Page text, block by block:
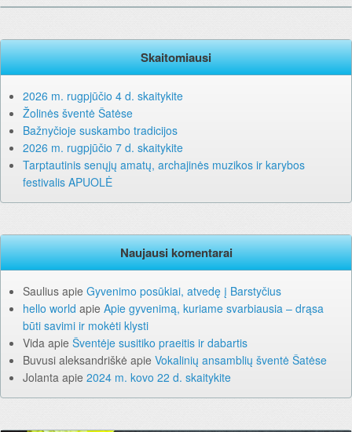
Skaitomiausi
2026 m. rugpjūčio 4 d. skaitykite
Žolinės šventė Šatėse
Bažnyčioje suskambo tradicijos
2026 m. rugpjūčio 7 d. skaitykite
Tarptautinis senųjų amatų, archajinės muzikos ir karybos
festivalis APUOLĖ
Naujausi komentarai
Saulius apie Gyvenimo posūkiai, atvedę į Barstyčius
hello world apie Apie gyvenimą, kuriame svarbiausia – drąsa
būti savimi ir mokėti klysti
Vida apie Šventėje susitiko praeitis ir dabartis
Buvusi aleksandriškė apie Vokalinių ansamblių šventė Šatėse
Jolanta apie 2024 m. kovo 22 d. skaitykite